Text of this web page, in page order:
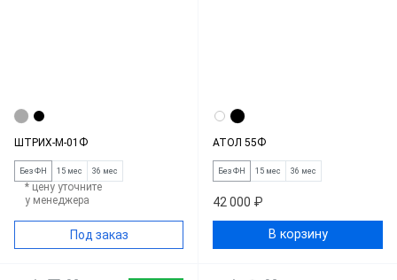
ШТРИХ-М-01Ф
Без ФН 15 мес 36 мес
* цену уточните
у менеджера
Под заказ
АТОЛ 55Ф
Без ФН 15 мес 36 мес
42 000 ₽
В корзину